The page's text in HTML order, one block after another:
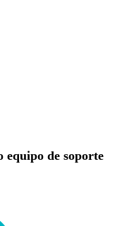
equipo de soporte